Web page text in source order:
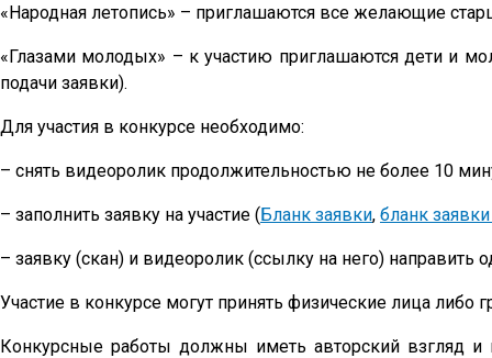
«Народная летопись» – приглашаются все желающие
«Глазами молодых» – к участию приглашаются дети и
подачи заявки).
Для участия в конкурсе необходимо:
– снять видеоролик продолжительностью не более 10
– заполнить заявку на участие (Бланк заявки, бланк
– заявку (скан) и видеоролик (ссылку на него)
Участие в конкурсе могут принять физические лица либо
Конкурсные работы должны иметь авторский взгляд